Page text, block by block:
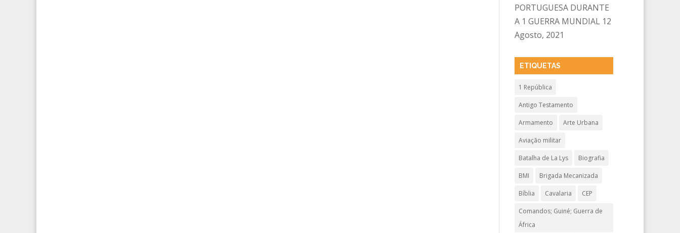
PORTUGUESA DURANTE
A 1 GUERRA MUNDIAL 12
Agosto, 2021
ETIQUETAS
1 República
Antigo Testamento
Armamento Arte Urbana
Aviação militar
Batalha de La Lys Biografia
BMI Brigada Mecanizada
Bíblia Cavalaria CEP
Comandos; Guiné; Guerra de
África